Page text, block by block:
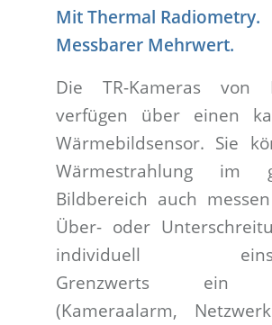
Mit Thermal Radiometry.
Messbarer Mehrwert.
Die TR-Kameras von
verfügen über einen
Wärmebildsensor. Sie
Wärmestrahlung im
Bildbereich auch
Über- oder
individuell
Grenzwerts ein
(Kameraalarm,